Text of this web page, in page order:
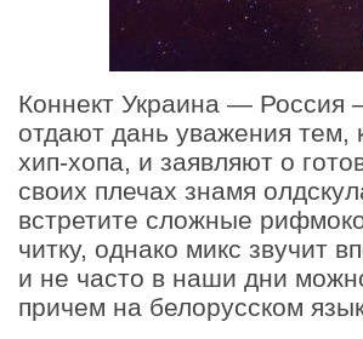
Коннект Украина —
отдают дань уважения тем,
хип-хопа, и заявляют о
своих плечах знамя
встретите сложные
читку, однако микс звучит
и не часто в наши дни
причем на белорусском